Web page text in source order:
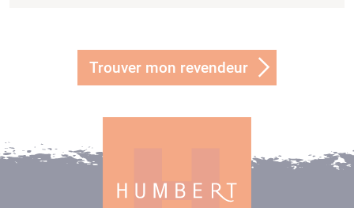
Trouver mon revendeur